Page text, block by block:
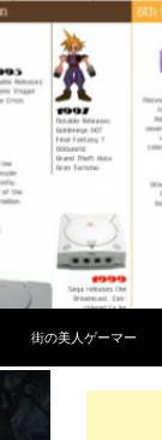
街の美人ゲーマー